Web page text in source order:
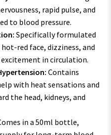
rapid pulse, and
to blood pressure.
Specifically formulated
red face, dizziness, and
in circulation.
Contains
with heat sensations and
the head, kidneys, and
in a 50ml bottle,